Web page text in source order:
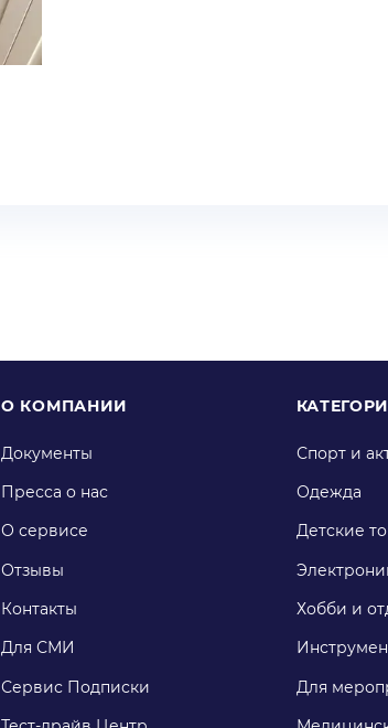
О КОМПАНИИ
Документы
Пресса о нас
О сервисе
Отзывы
Контакты
Для СМИ
Сервис Подписки
Спорт и
Одежда
Детские
Хобби и
Для